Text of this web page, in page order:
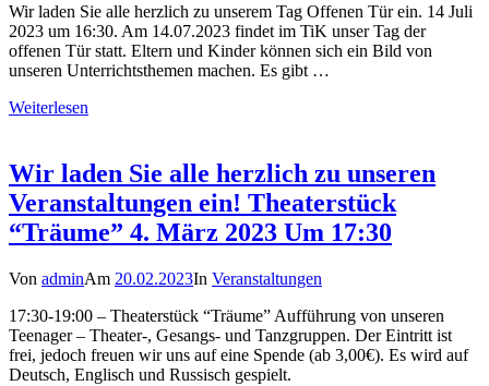
Wir laden Sie alle herzlich zu unserem Tag Offenen Tür ein. 14 Juli
2023 um 16:30. Am 14.07.2023 findet im TiK unser Tag der
offenen Tür statt. Eltern und Kinder können sich ein Bild von
unseren Unterrichtsthemen machen. Es gibt …
Weiterlesen
Wir laden Sie alle herzlich zu unseren
Veranstaltungen ein! Theaterstück
“Träume” 4. März 2023 Um 17:30
Von adminAm 20.02.2023In Veranstaltungen
17:30-19:00 – Theaterstück “Träume” Aufführung von unseren
Teenager – Theater-, Gesangs- und Tanzgruppen. Der Eintritt ist
frei, jedoch freuen wir uns auf eine Spende (ab 3,00€). Es wird auf
Deutsch, Englisch und Russisch gespielt.